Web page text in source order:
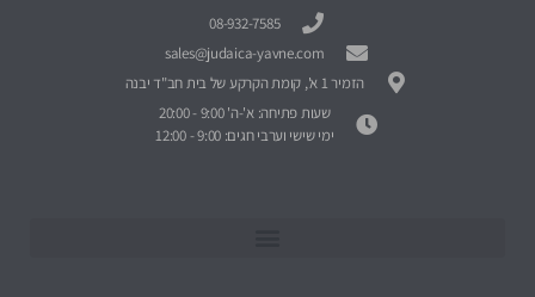
08-932-7585
sales@judaica-yavne.com
הזמיר 1 א', קומת הקרקע של בית חב"ד יבנה
שעות פתיחה: א'-ה' 9:00 - 20:00
ימי שישי וערבי חגים: 9:00 - 12:00